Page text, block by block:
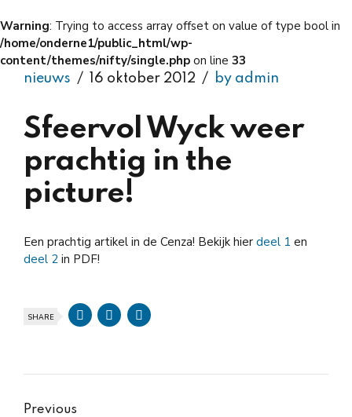
Warning: Trying to access array offset on value of type bool in
/home/onderne1/public_html/wp-
content/themes/nifty/single.php on line 33
nieuws 16 oktober 2012 by admin
Sfeervol Wyck weer
prachtig in the
picture!
Een prachtig artikel in de Cenza! Bekijk hier deel 1 en
deel 2 in PDF!
SHARE
Previous